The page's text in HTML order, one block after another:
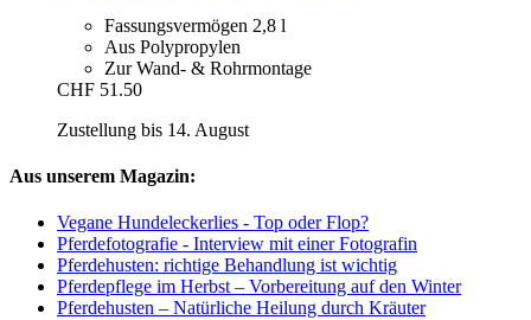
Fassungsvermögen 2,8 l
Aus Polypropylen
Zur Wand- & Rohrmontage
CHF 51.50
Zustellung bis 14. August
Aus unserem Magazin:
Vegane Hundeleckerlies - Top oder Flop?
Pferdefotografie - Interview mit einer Fotografin
Pferdehusten: richtige Behandlung ist wichtig
Pferdepflege im Herbst – Vorbereitung auf den Winter
Pferdehusten – Natürliche Heilung durch Kräuter